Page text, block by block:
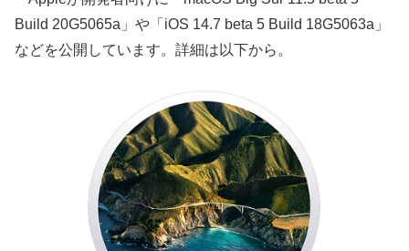
Build 20G5065a」や「iOS 14.7 beta 5 Build 18G5063a」
などを公開しています。詳細は以下から。